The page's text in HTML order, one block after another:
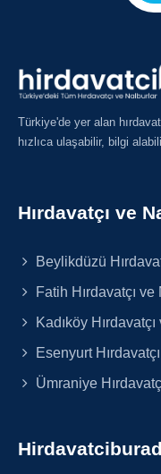
Türkiye'de yer alan
hızlıca ulaşabilir, bilgi
Hırdavatçı ve
Beylikdüzü
Fatih Hırdavatçı
Kadıköy
Esenyurt
Ümraniye